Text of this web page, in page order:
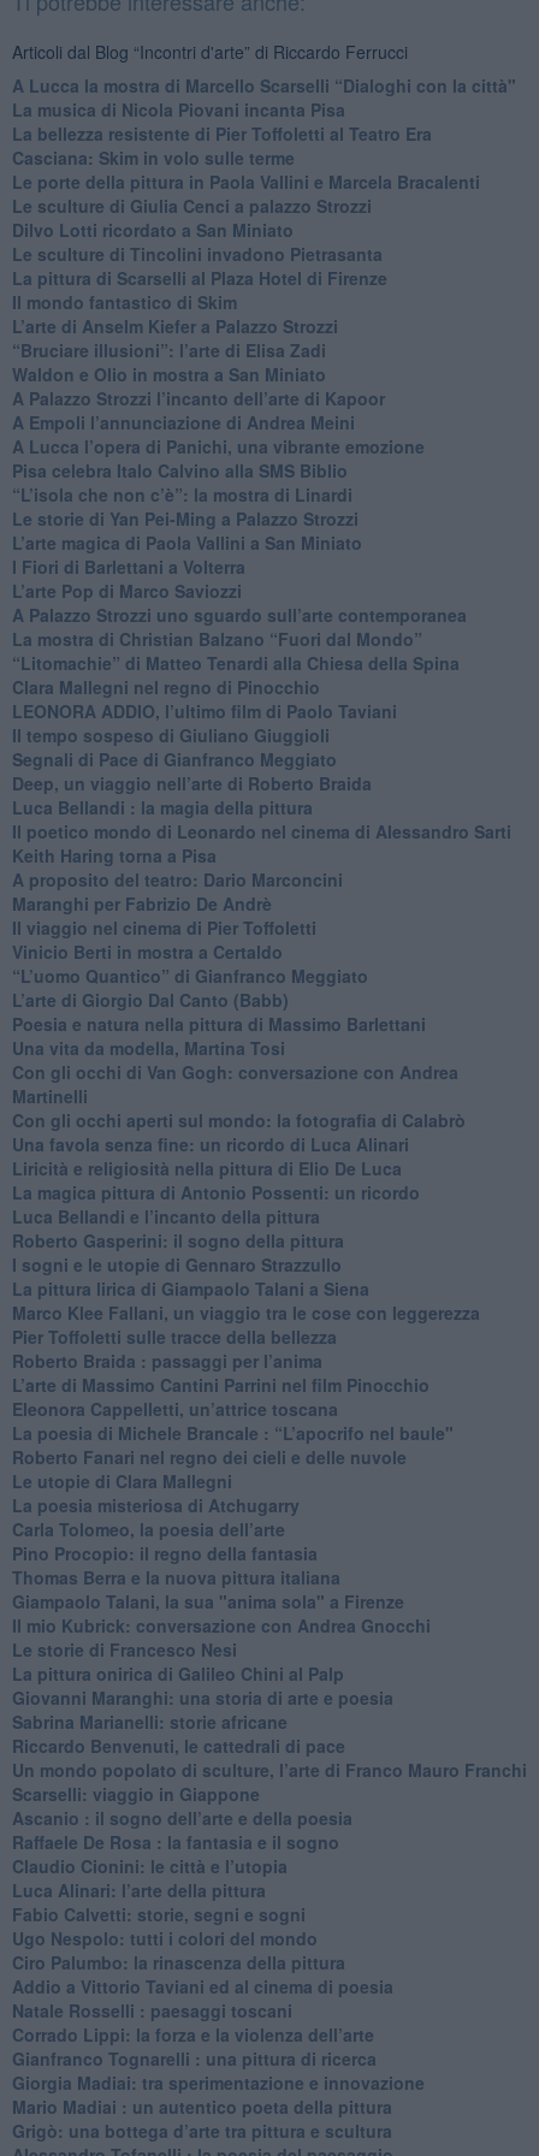
Articoli dal Blog “Incontri d'arte” di Riccardo Ferrucci
A Lucca la mostra di Marcello Scarselli “Dialoghi con la città"
​La musica di Nicola Piovani incanta Pisa
​La bellezza resistente di Pier Toffoletti al Teatro Era
​Casciana: Skim in volo sulle terme
​Le porte della pittura in Paola Vallini e Marcela Bracalenti
​Le sculture di Giulia Cenci a palazzo Strozzi
​Dilvo Lotti ricordato a San Miniato
​Le sculture di Tincolini invadono Pietrasanta
La pittura di Scarselli al Plaza Hotel di Firenze
​Il mondo fantastico di Skim
​L’arte di Anselm Kiefer a Palazzo Strozzi
​“Bruciare illusioni”: l’arte di Elisa Zadi
​Waldon e Olio in mostra a San Miniato
​A Palazzo Strozzi l’incanto dell’arte di Kapoor
​A Empoli l’annunciazione di Andrea Meini
A Lucca l’opera di Panichi, una vibrante emozione
Pisa celebra Italo Calvino alla SMS Biblio
“L’isola che non c’è”: la mostra di Linardi
​Le storie di Yan Pei-Ming a Palazzo Strozzi
​L’arte magica di Paola Vallini a San Miniato
​I Fiori di Barlettani a Volterra
​L’arte Pop di Marco Saviozzi
​A Palazzo Strozzi uno sguardo sull’arte contemporanea
La mostra di Christian Balzano “Fuori dal Mondo”
​“Litomachie” di Matteo Tenardi alla Chiesa della Spina
​Clara Mallegni nel regno di Pinocchio
​LEONORA ADDIO, l’ultimo film di Paolo Taviani
Il tempo sospeso di Giuliano Giuggioli
Segnali di Pace di Gianfranco Meggiato
​Deep, un viaggio nell’arte di Roberto Braida
​Luca Bellandi : la magia della pittura
​Il poetico mondo di Leonardo nel cinema di Alessandro Sarti
​Keith Haring torna a Pisa
​A proposito del teatro: Dario Marconcini
Maranghi per Fabrizio De Andrè
​Il viaggio nel cinema di Pier Toffoletti
Vinicio Berti in mostra a Certaldo
“L’uomo Quantico” di Gianfranco Meggiato
​L’arte di Giorgio Dal Canto (Babb)
Poesia e natura nella pittura di Massimo Barlettani
Una vita da modella, Martina Tosi
​Con gli occhi di Van Gogh: conversazione con Andrea
Martinelli
​Con gli occhi aperti sul mondo: la fotografia di Calabrò
Una favola senza fine: un ricordo di Luca Alinari
Liricità e religiosità nella pittura di Elio De Luca
La magica pittura di Antonio Possenti: un ricordo
Luca Bellandi e l’incanto della pittura
​Roberto Gasperini: il sogno della pittura
I sogni e le utopie di Gennaro Strazzullo
La pittura lirica di Giampaolo Talani a Siena
​Marco Klee Fallani, un viaggio tra le cose con leggerezza
​Pier Toffoletti sulle tracce della bellezza
​Roberto Braida : passaggi per l’anima
​L’arte di Massimo Cantini Parrini nel film Pinocchio
Eleonora Cappelletti, un’attrice toscana
​La poesia di Michele Brancale : “L’apocrifo nel baule"
Roberto Fanari nel regno dei cieli e delle nuvole
Le utopie di Clara Mallegni
​La poesia misteriosa di Atchugarry
Carla Tolomeo, la poesia dell’arte
Pino Procopio: il regno della fantasia
Thomas Berra e la nuova pittura italiana
Giampaolo Talani, la sua "anima sola" a Firenze
Il mio Kubrick: conversazione con Andrea Gnocchi
Le storie di Francesco Nesi
​La pittura onirica di Galileo Chini al Palp
​Giovanni Maranghi: una storia di arte e poesia
Sabrina Marianelli: storie africane
​Riccardo Benvenuti, le cattedrali di pace
​Un mondo popolato di sculture, l’arte di Franco Mauro Franchi
​Scarselli: viaggio in Giappone
​Ascanio : il sogno dell’arte e della poesia
Raffaele De Rosa : la fantasia e il sogno
​Claudio Cionini: le città e l’utopia
Luca Alinari: l’arte della pittura
​Fabio Calvetti: storie, segni e sogni
Ugo Nespolo: tutti i colori del mondo
​Ciro Palumbo: la rinascenza della pittura
​Addio a Vittorio Taviani ed al cinema di poesia
​Natale Rosselli : paesaggi toscani
​Corrado Lippi: la forza e la violenza dell’arte
Gianfranco Tognarelli : una pittura di ricerca
Giorgia Madiai: tra sperimentazione e innovazione
Mario Madiai : un autentico poeta della pittura
Grigò: una bottega d’arte tra pittura e scultura